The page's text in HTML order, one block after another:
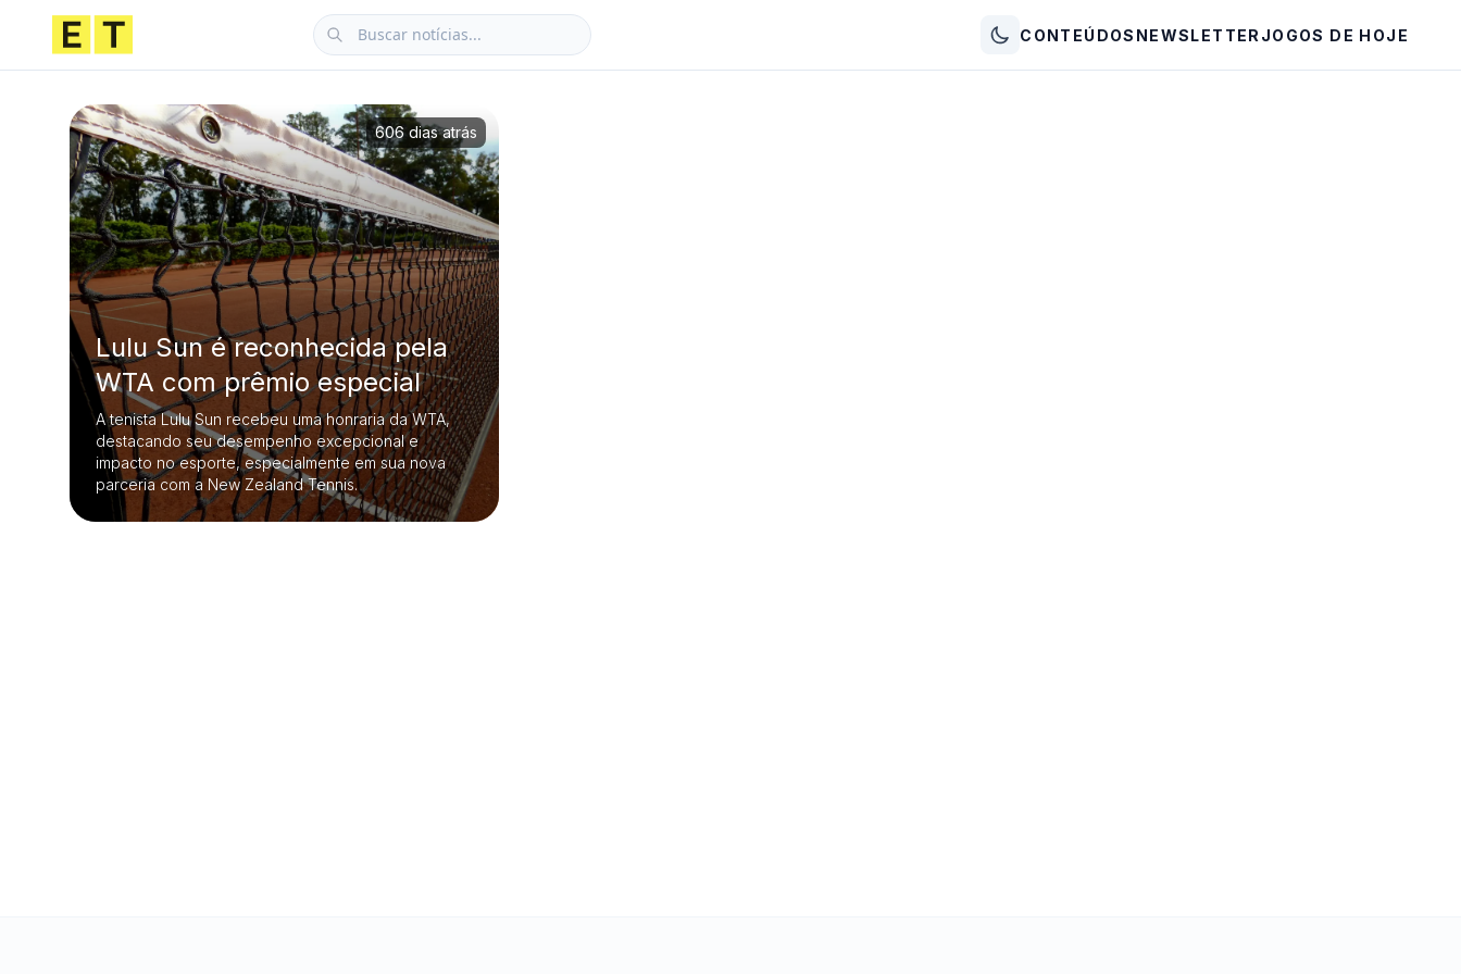
CONTEÚDOS NEWSLETTER JOGOS DE HOJE
Lulu Sun é reconhecida pela
WTA com prêmio especial
A tenista Lulu Sun recebeu uma honraria da WTA,
destacando seu desempenho excepcional e
impacto no esporte, especialmente em sua nova
parceria com a New Zealand Tennis.
606 dias atrás